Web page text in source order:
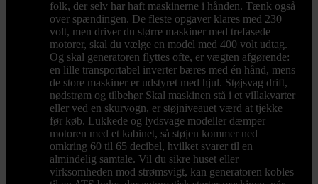
folk, der selv har haft maskinerne i hånden. Tænk også
over spændingen. De fleste opgaver klares med 230
volt, men driver du større maskiner med trefasede
motorer, skal du vælge en model med 400 volt udtag.
Og skal generatoren flyttes ofte, er vægten afgørende:
en lille transportabel inverter bæres med én hånd, mens
de store maskiner er udstyret med hjul. Støjsvag drift,
nødstrøm og tilbehør Skal maskinen stå i et villakvarter
eller ved en skurvogn, er støjniveauet værd at tjekke
før køb. Lukkede og lydsvage modeller dæmper
motoren med et kabinet, så støjen kommer ned
omkring 60 til 65 decibel, hvilket svarer til en
almindelig samtale. Vil du sikre huset eller
virksomheden mod strømsvigt, kan generatoren kobles